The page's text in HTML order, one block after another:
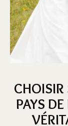
CHOISIR
PAYS